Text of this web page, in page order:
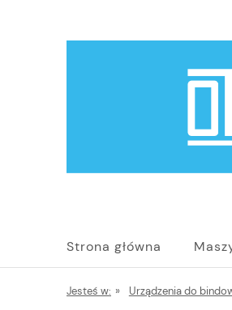
Strona główna
Jesteś w: » Urządzenia do